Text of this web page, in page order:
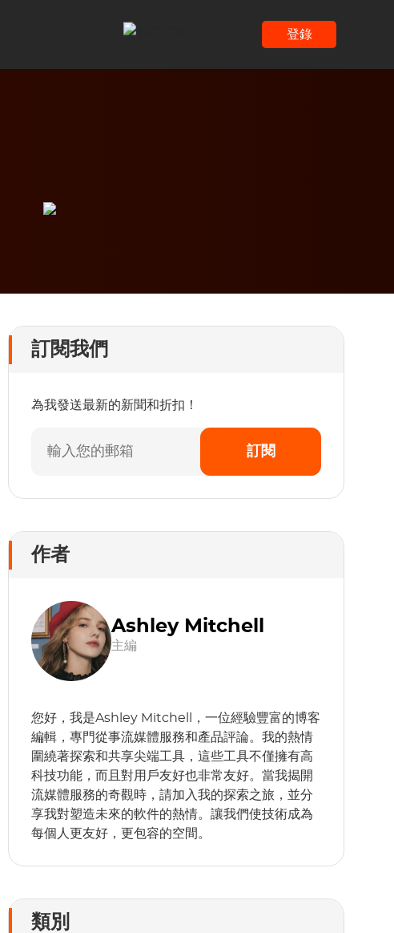
登錄
訂閱我們
為我發送最新的新聞和折扣！
訂閱
作者
Ashley Mitchell
主編
您好，我是Ashley Mitchell，一位經驗豐富的博客
編輯，專門從事流媒體服務和產品評論。我的熱情
圍繞著探索和共享尖端工具，這些工具不僅擁有高
科技功能，而且對用戶友好也非常友好。當我揭開
流媒體服務的奇觀時，請加入我的探索之旅，並分
享我對塑造未來的軟件的熱情。讓我們使技術成為
每個人更友好，更包容的空間。
類別